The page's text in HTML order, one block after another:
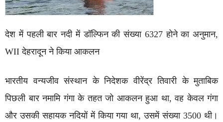
देश में पहली बार नदी में डॉल्फिन की संख्या 6327 होने का अनुमान,
WII देहरादून ने किया आकलन
भारतीय वन्यजीव संस्थान के निदेशक वीरेंद्र तिवारी के मुताबिक
पिछली बार नमामि गंगा के तहत जो आकलन हुआ था, वह केवल गंगा
और उसकी सहायक नदियों में किया गया था, उसमें संख्या 3500 थी।